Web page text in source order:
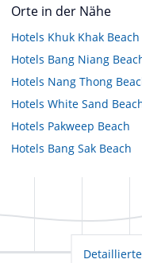
Orte in der Nähe
Hotels Khuk Khak Beach
Hotels Bang Niang
Hotels Nang Thong
Hotels White Sand
Hotels Pakweep Beach
Hotels Bang Sak Beach